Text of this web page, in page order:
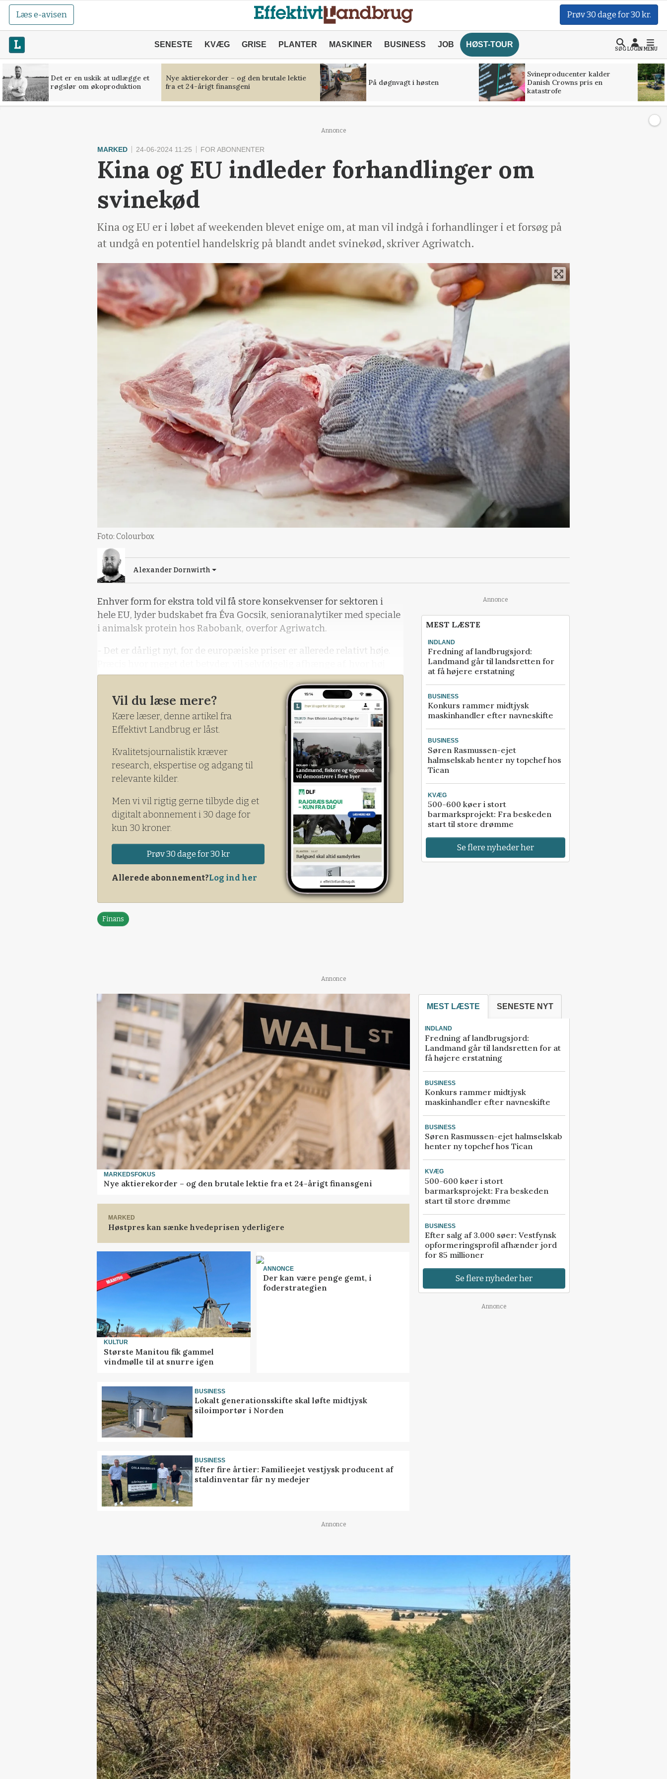
Læs e-avisen Prøv 30 dage for 30 kr.
SENESTE KVÆG GRISE PLANTER MASKINER BUSINESS JOB HØST-TOUR
SØGLOGINMENU
Det er en uskik at udlægge et
røgslør om økoproduktion
Nye aktierekorder – og den brutale lektie
fra et 24-årigt finansgeni
På døgnvagt i høsten
Svineproducenter kalder
Danish Crowns pris en
katastrofe
Annonce
MARKED 24-06-2024 11:25 FOR ABONNENTER
Kina og EU indleder forhandlinger om
svinekød
Kina og EU er i løbet af weekenden blevet enige om, at man vil indgå i forhandlinger i et forsøg på
at undgå en potentiel handelskrig på blandt andet svinekød, skriver Agriwatch.
Foto: Colourbox
Alexander Dornwirth
Enhver form for ekstra told vil få store konsekvenser for sektoren i
hele EU, lyder budskabet fra Éva Gocsik, senioranalytiker med speciale
i animalsk protein hos Rabobank, overfor Agriwatch.
- Det er dårligt nyt, for de europæiske priser er allerede relativt høje.
tolden bliver, men der er ingen tvivl om, at vores konkurrenceevne vil
Vil du læse mere?
Kære læser, denne artikel fra
Effektivt Landbrug er låst.
Kvalitetsjournalistik kræver
research, ekspertise og adgang til
relevante kilder.
Men vi vil rigtig gerne tilbyde dig et
digitalt abonnement i 30 dage for
kun 30 kroner.
Prøv 30 dage for 30 kr
Allerede abonnement?Log ind her
Finans
Annonce
MEST LÆSTE
INDLAND
Fredning af landbrugsjord:
Landmand går til landsretten for
at få højere erstatning
BUSINESS
Konkurs rammer midtjysk
maskinhandler efter navneskifte
BUSINESS
Søren Rasmussen-ejet
halmselskab henter ny topchef hos
Tican
KVÆG
500-600 køer i stort
barmarksprojekt: Fra beskeden
start til store drømme
Se flere nyheder her
Annonce
MARKEDSFOKUS
Nye aktierekorder – og den brutale lektie fra et 24-årigt finansgeni
MARKED
Høstpres kan sænke hvedeprisen yderligere
KULTUR
Største Manitou fik gammel
vindmølle til at snurre igen
ANNONCE
Der kan være penge gemt, i
foderstrategien
BUSINESS
Lokalt generationsskifte skal løfte midtjysk
siloimportør i Norden
BUSINESS
Efter fire årtier: Familieejet vestjysk producent af
staldinventar får ny medejer
MEST LÆSTE SENESTE NYT
INDLAND
Fredning af landbrugsjord:
Landmand går til landsretten for at
få højere erstatning
BUSINESS
Konkurs rammer midtjysk
maskinhandler efter navneskifte
BUSINESS
Søren Rasmussen-ejet halmselskab
henter ny topchef hos Tican
KVÆG
500-600 køer i stort
barmarksprojekt: Fra beskeden
start til store drømme
BUSINESS
Efter salg af 3.000 søer: Vestfynsk
opformeringsprofil afhænder jord
for 85 millioner
Se flere nyheder her
Annonce
Annonce